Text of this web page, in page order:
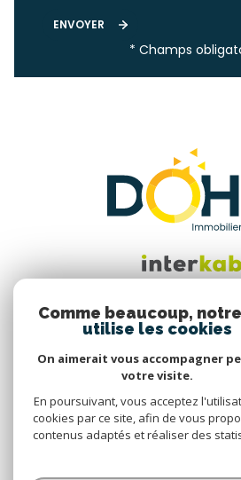
ENVOYER
* Champs
Nous suivre
Comme beaucoup,
utilise les cookies
On aimerait vous accompagner
votre visite.
En poursuivant, vous acceptez
cookies par ce site, afin de vous
contenus adaptés et réaliser des